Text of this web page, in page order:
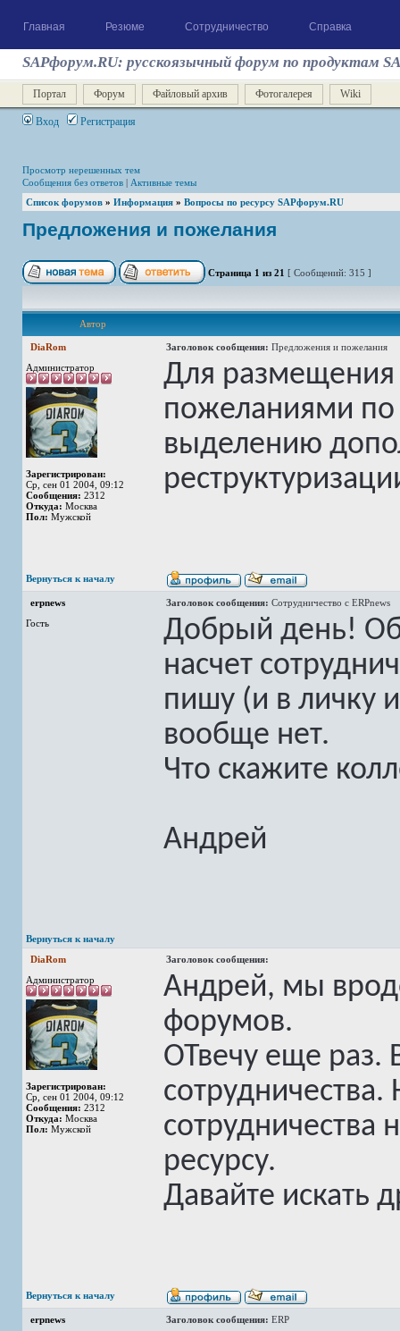
Главная Резюме Сотрудничество Справка
SAPфорум.RU: русскоязычный форум по продуктам
Портал Форум Файловый архив Фотогалерея Wiki
Вход Регистрация
Просмотр нерешенных тем
Сообщения без ответов | Активные темы
Список форумов » Информация » Вопросы по ресурсу SAPфорум.RU
Предложения и пожелания
Страница 1 из 21 [ Сообщений: 315 ]
Автор
DiaRom Заголовок сообщения: Предложения и пожелания
Администратор
Зарегистрирован:
Ср, сен 01 2004, 09:12
Сообщения: 2312
Откуда: Москва
Пол: Мужской
Для
пожеланиями по
выделению
Вернуться к началу
erpnews Заголовок сообщения: Сотрудничество с ERPnews
Гость
Добрый день!
насчет
пишу (и в личку
вообще нет.
Что скажите
Андрей
Вернуться к началу
DiaRom
Заголовок сообщения:
Администратор
Зарегистрирован:
Ср, сен 01 2004, 09:12
Сообщения: 2312
Откуда: Москва
Пол: Мужской
Андрей, мы
форумов.
ОТвечу еще раз.
сотрудничества
ресурсу.
Давайте искать
Вернуться к началу
erpnews Заголовок сообщения: ERP